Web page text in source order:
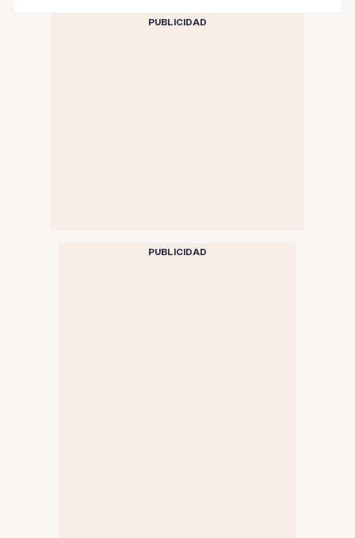
PUBLICIDAD
PUBLICIDAD